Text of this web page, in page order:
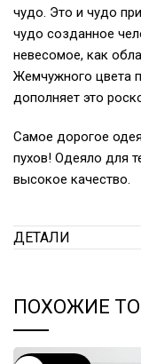
чудо. Это и чудо
чудо созданное
невесомое, как
Жемчужного цвета
дополняет это
Самое дорогое
пухов! Одеяло для
высокое качество.
ДЕТАЛИ
ПОХОЖИЕ